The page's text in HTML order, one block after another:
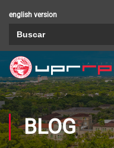
english version
BLOG